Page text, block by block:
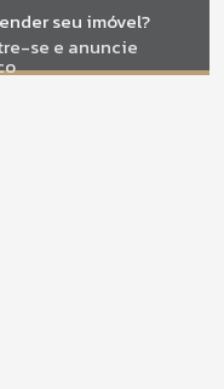
seu imóvel?
se e anuncie